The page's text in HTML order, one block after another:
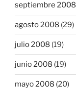
septiembre 2008
agosto 2008 (29)
julio 2008 (19)
junio 2008 (19)
mayo 2008 (20)